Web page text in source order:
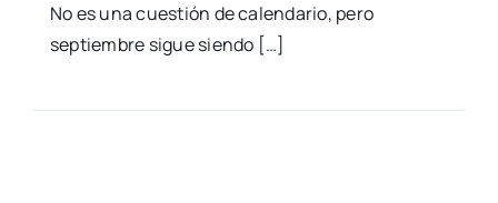
No es una cuestión de calendario, pero
septiembre sigue siendo […]